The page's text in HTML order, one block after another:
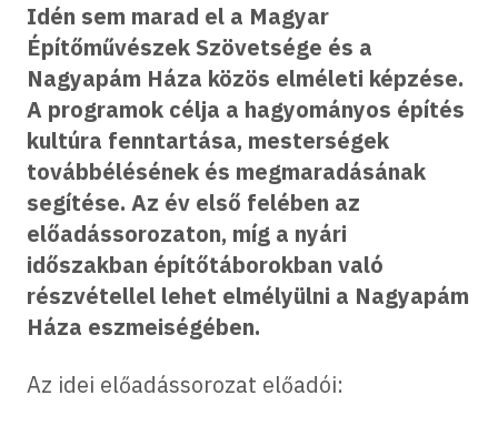
Idén sem marad el a Magyar
Építőművészek Szövetsége és a
Nagyapám Háza közös elméleti képzése.
A programok célja a hagyományos építés
kultúra fenntartása, mesterségek
továbbélésének és megmaradásának
segítése. Az év első felében az
előadássorozaton, míg a nyári
időszakban építőtáborokban való
részvétellel lehet elmélyülni a Nagyapám
Háza eszmeiségében.
Az idei előadássorozat előadói: